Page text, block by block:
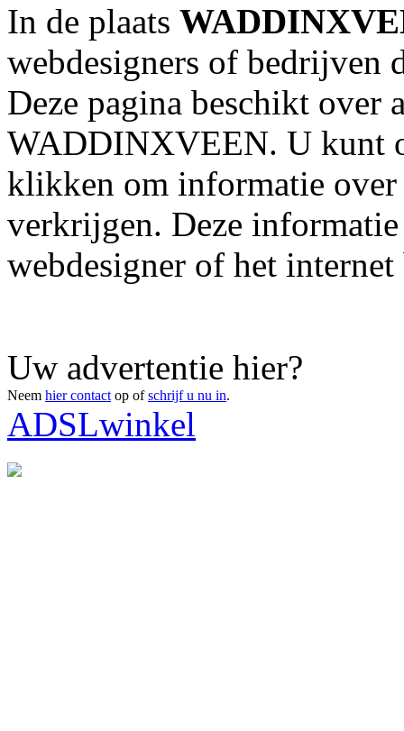
In de plaats
webdesigners of bedrijven
Deze pagina beschikt over
WADDINXVEEN. U kunt
klikken om informatie
verkrijgen. Deze
webdesigner of het
Uw advertentie hier?
Neem hier contact op ofschrijf u nu in.
ADSLwinkel